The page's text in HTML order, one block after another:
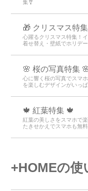
集🎐
🎁 クリスマス特
心躍るクリスマス特集！
着せ替え・壁紙でホリデ
🌸 桜の写真特集
心に響く桜の写真でスマ
を楽しむデザインがいっぱ
🍁 紅葉特集 🍁
紅葉の美しさをスマホで
たきせかえでスマホも無
+HOMEの使